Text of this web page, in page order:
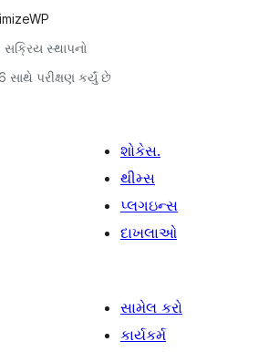
સ્થાપનો
સાથે પરીક્ષણ કર્યું છે
શોકેસ.
થીમ્સ
પ્લગઇન્સ
દાખલાઓ
સામેલ કરો
કાર્યકર્મ